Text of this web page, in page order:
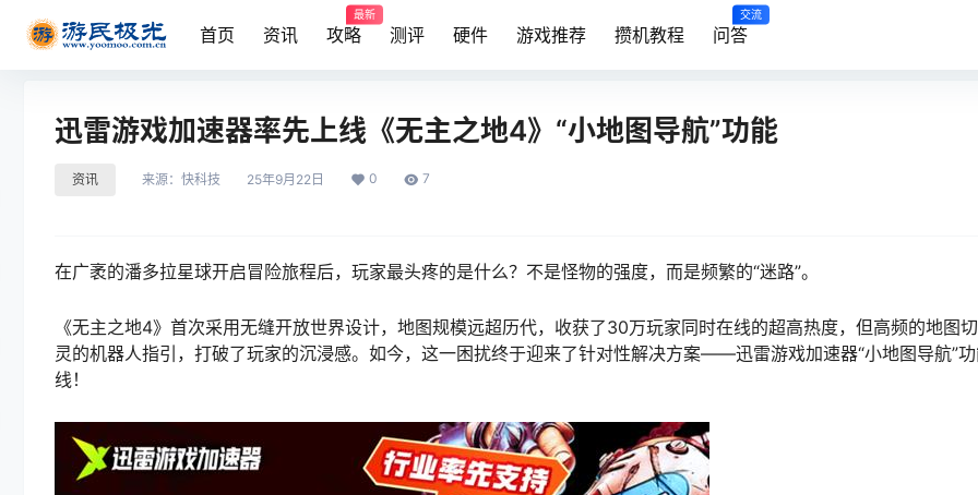
首页 资讯 攻略
最新
测评 硬件 游戏推荐 攒机教程 问答
交流
迅雷游戏加速器率先上线《无主之地4》“小地图导航”功能
资讯 来源： 快科技 25年9月22日 0 7
在广袤的潘多拉星球开启冒险旅程后，玩家最头疼的是什么？不是怪物的强度，而是频繁的“迷路”。
《无主之地4》首次采用无缝开放世界设计，地图规模远超历代，收获了30万玩家同时在线的超高热度，但高频的地图
灵的机器人指引，打破了玩家的沉浸感。如今，这一困扰终于迎来了针对性解决方案——迅雷游戏加速器“小地图导航”
线！